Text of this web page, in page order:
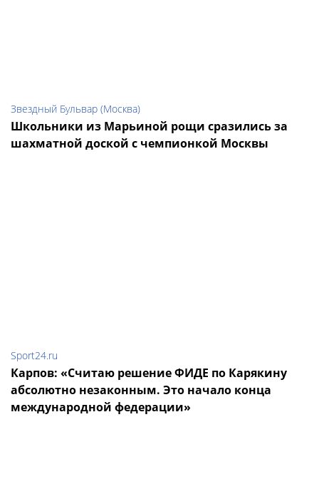
Звездный Бульвар (Москва)
Школьники из Марьиной рощи сразились за
шахматной доской с чемпионкой Москвы
Sport24.ru
Карпов: «Считаю решение ФИДЕ по Карякину
абсолютно незаконным. Это начало конца
международной федерации»